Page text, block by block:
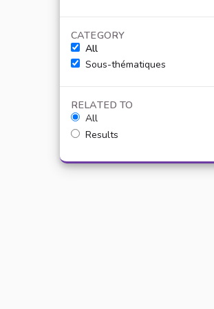
CATEGORY
All
Sous-thématiques
RELATED TO
All
Results